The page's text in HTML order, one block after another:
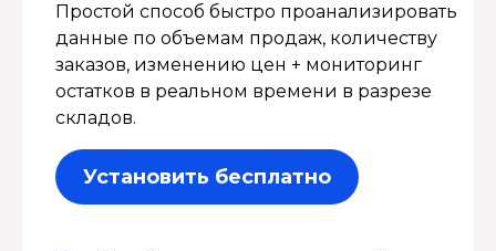
Простой способ быстро проанализировать
данные по объемам продаж, количеству
заказов, изменению цен + мониторинг
остатков в реальном времени в разрезе
складов.
Установить бесплатно